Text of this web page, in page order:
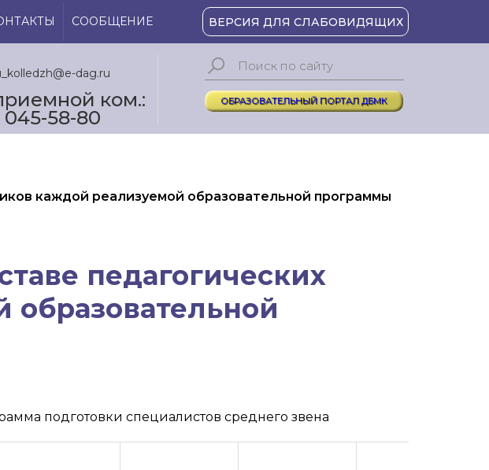
СООБЩЕНИЕ ВЕРСИЯ ДЛЯ СЛАБОВИДЯЩИХ
dag.ru
ком.:
045-58-80
ОБРАЗОВАТЕЛЬНЫЙ ПОРТАЛ ДБМК
каждой реализуемой образовательной программы
педагогических
образовательной
подготовки специалистов среднего звена